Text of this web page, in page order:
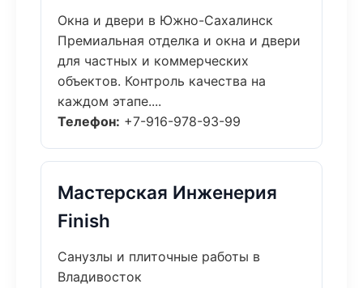
Окна и двери в Южно-Сахалинск
Премиальная отделка и окна и двери
для частных и коммерческих
объектов. Контроль качества на
каждом этапе....
Телефон: +7-916-978-93-99
Мастерская Инженерия
Finish
Санузлы и плиточные работы в
Владивосток